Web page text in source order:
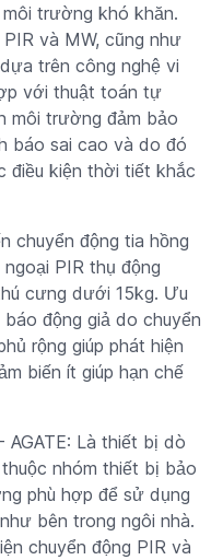
trường khó khăn.
và MW, cũng như
trên công nghệ vi
với thuật toán tự
môi trường đảm bảo
báo sai cao và do đó
điều kiện thời tiết khắc
chuyển động tia hồng
PIR thụ động
cưng dưới 15kg. Ưu
động giả do chuyển
rộng giúp phát hiện
biến ít giúp hạn chế
AGATE: Là thiết bị dò
nhóm thiết bị bảo
phù hợp để sử dụng
bên trong ngôi nhà.
chuyển động PIR và